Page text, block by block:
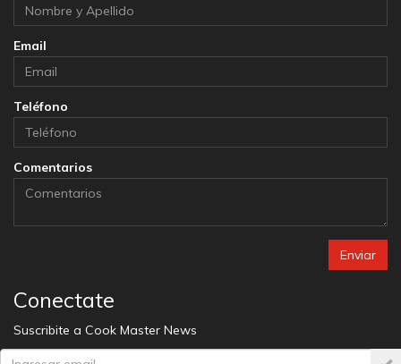
Email
Teléfono
Comentarios
Enviar
Conectate
Suscribite a Cook Master News